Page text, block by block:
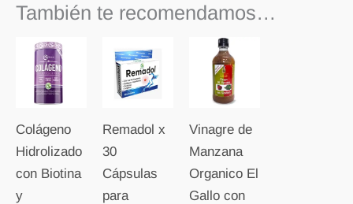
También te recomendamos…
Colágeno
Hidrolizado
con Biotina
y
Remadol x
30
Cápsulas
para
Vinagre de
Manzana
Organico El
Gallo con